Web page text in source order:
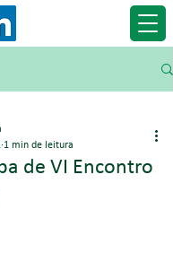
de VI Encontro
1 min de leitura